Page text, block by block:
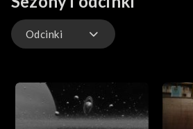
Odcinki